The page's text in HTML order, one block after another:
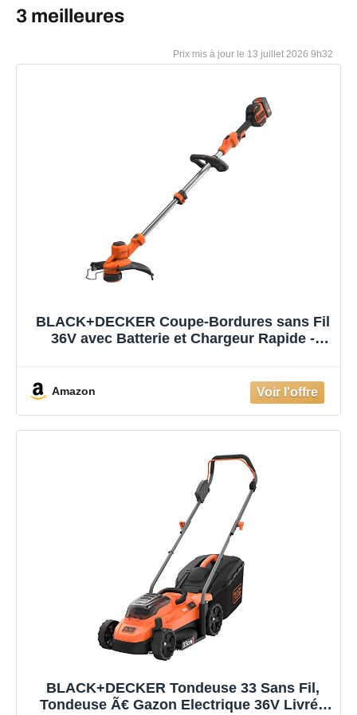
3 meilleures
13 juillet 2026 9h32
BLACK+DECKER Coupe-Bordures sans Fil
36V avec Batterie et Chargeur Rapide -
Variable - BCSTA536L1-QW
Amazon
BLACK+DECKER Tondeuse 33 Sans Fil,
Tondeuse Ã€ Gazon Electrique 36V Livrée